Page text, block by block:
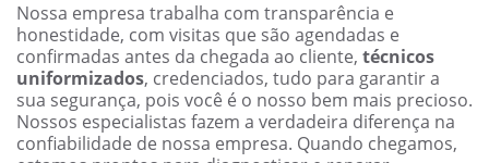
Nossa empresa trabalha com transparência e
honestidade, com visitas que são agendadas e
confirmadas antes da chegada ao cliente, técnicos
uniformizados, credenciados, tudo para garantir a
sua segurança, pois você é o nosso bem mais precioso.
Nossos especialistas fazem a verdadeira diferença na
confiabilidade de nossa empresa. Quando chegamos,